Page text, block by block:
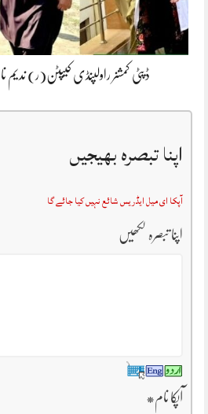
ڈپٹی کمشنر راولپنڈی کیپٹن(ر) ندیم
اپنا تبصرہ بھیجیں
آپکا ای میل ایڈریس شائع نہیں کیا جائے گا
اپنا تبصرہ لکھیں
آپکا نام*